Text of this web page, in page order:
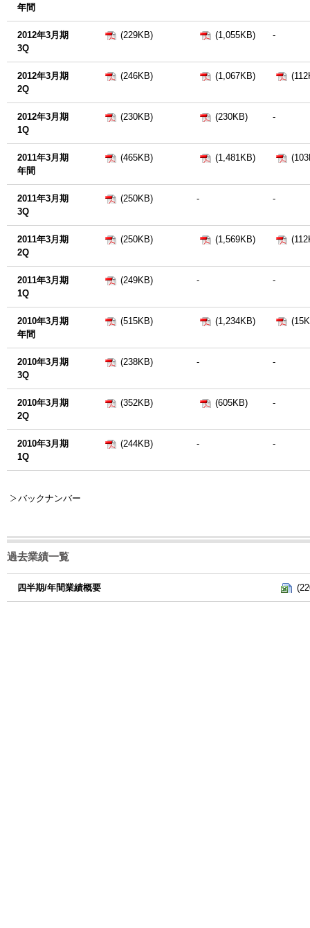
年間
2012年3月期
3Q
(229KB) (1,055KB) -
2012年3月期
2Q
(246KB) (1,067KB)
2012年3月期
1Q
(230KB) (230KB) -
2011年3月期
年間
(465KB) (1,481KB)
2011年3月期
3Q
(250KB) - -
2011年3月期
2Q
(250KB) (1,569KB)
2011年3月期
1Q
(249KB) - -
2010年3月期
年間
(515KB) (1,234KB)
2010年3月期
3Q
(238KB) - -
2010年3月期
2Q
(352KB) (605KB) -
2010年3月期
1Q
(244KB) - -
バックナンバー
過去業績一覧
四半期/年間業績概要